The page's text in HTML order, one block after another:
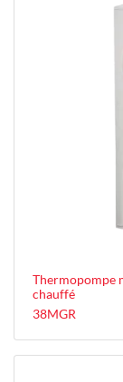
Thermopompe
chauffé
38MGR